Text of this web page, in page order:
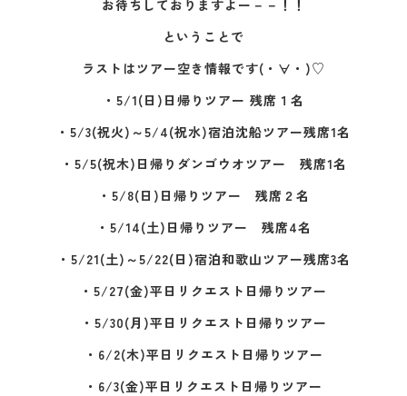
お待ちしておりますよー－－！！
ということで
ラストはツアー空き情報です(・∀・)♡
・5/1(日)日帰りツアー 残席１名
・5/3(祝火)～5/4(祝水)宿泊沈船ツアー残席1名
・5/5(祝木)日帰りダンゴウオツアー 残席1名
・5/8(日)日帰りツアー 残席２名
・5/14(土)日帰りツアー 残席4名
・5/21(土)～5/22(日)宿泊和歌山ツアー残席3名
・5/27(金)平日リクエスト日帰りツアー
・5/30(月)平日リクエスト日帰りツアー
・6/2(木)平日リクエスト日帰りツアー
・6/3(金)平日リクエスト日帰りツアー